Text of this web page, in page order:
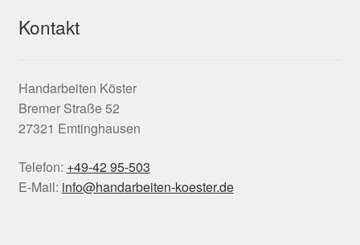
Kontakt
Handarbeiten Köster
Bremer Straße 52
27321 Emtinghausen
Telefon: +49-42 95-503
E-Mail: info@handarbeiten-koester.de